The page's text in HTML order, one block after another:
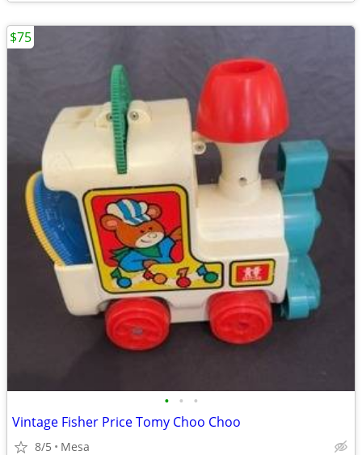
• • •
Vintage Fisher Price Tomy Choo Choo
8/5 Mesa
$75